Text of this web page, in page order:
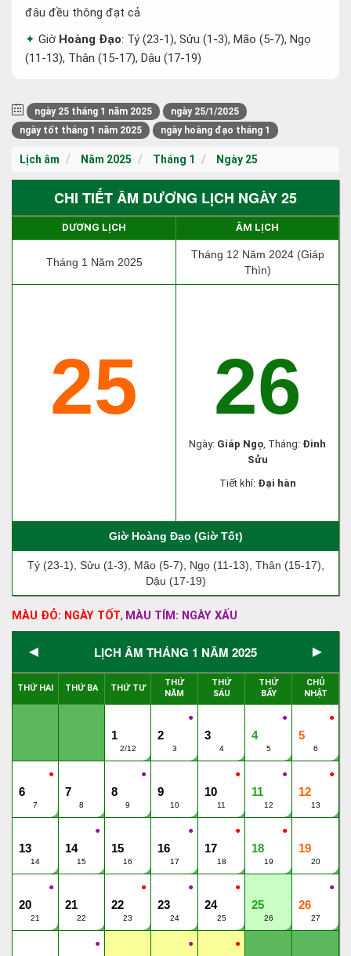
đâu đều thông đạt cả
Giờ Hoàng Đạo: Tý (23-1), Sửu (1-3), Mão (5-7), Ngọ
(11-13), Thân (15-17), Dậu (17-19)
ngày 25 tháng 1 năm 2025
ngày 25/1/2025
ngày tốt tháng 1 năm 2025
ngày hoàng đạo tháng 1
Lịch âm Năm 2025 Tháng 1 Ngày 25
CHI TIẾT ÂM DƯƠNG LỊCH NGÀY 25
DƯƠNG LỊCH ÂM LỊCH
Tháng 1 Năm 2025
Tháng 12 Năm 2024 (Giáp
Thìn)
25 26
Ngày: Giáp Ngọ, Tháng: Đinh
Sửu
Tiết khí: Đại hàn
Giờ Hoàng Đạo (Giờ Tốt)
Tý (23-1), Sửu (1-3), Mão (5-7), Ngọ (11-13), Thân (15-17),
Dậu (17-19)
MÀU ĐỎ: NGÀY TỐT, MÀU TÍM: NGÀY XẤU
◄ LỊCH ÂM THÁNG 1 NĂM 2025 ►
THỨ HAI THỨ BA THỨ TƯ
THỨ
NĂM
THỨ
SÁU
THỨ
BẨY
CHỦ
NHẬT
1
2/12
●
2
3
3
4
●
4
5
●
5
6
●
6
7
7
8
●
8
9
9
10
●
10
11
●
11
12
●
12
13
13
14
●
14
15
15
16
●
16
17
●
17
18
●
18
19
19
20
●
20
21
21
22
●
22
23
●
23
24
●
24
25
25
26
●
26
27
● ● ●